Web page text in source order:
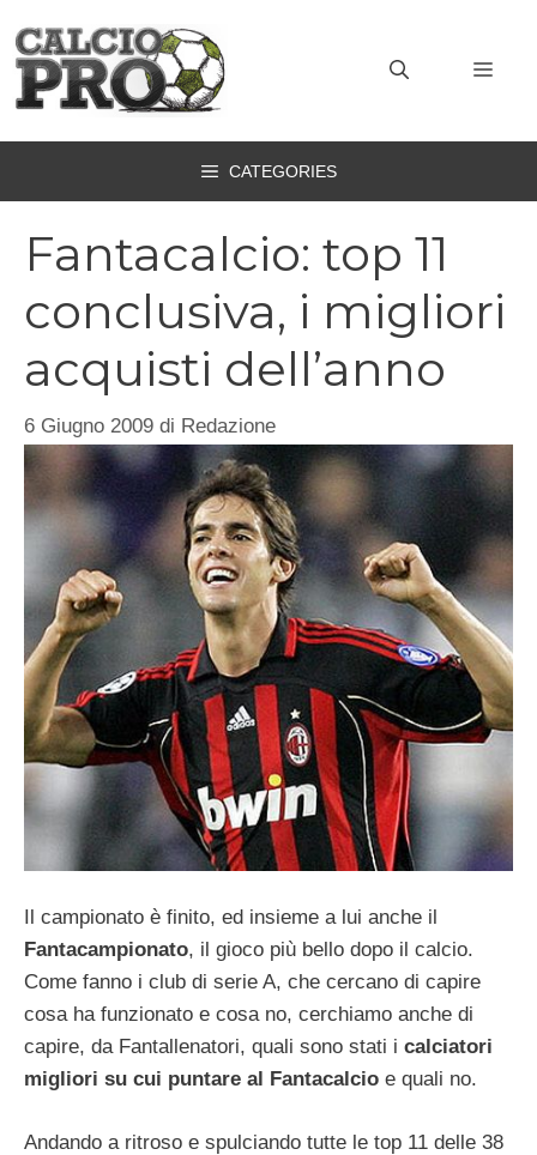
contenuto
CATEGORIES
Fantacalcio: top 11
conclusiva, i migliori
acquisti dell’anno
6 Giugno 2009 di Redazione
Il campionato è finito, ed insieme a lui anche il
Fantacampionato, il gioco più bello dopo il calcio.
Come fanno i club di serie A, che cercano di capire
cosa ha funzionato e cosa no, cerchiamo anche di
capire, da Fantallenatori, quali sono stati i calciatori
migliori su cui puntare al Fantacalcio e quali no.
Andando a ritroso e spulciando tutte le top 11 delle 38